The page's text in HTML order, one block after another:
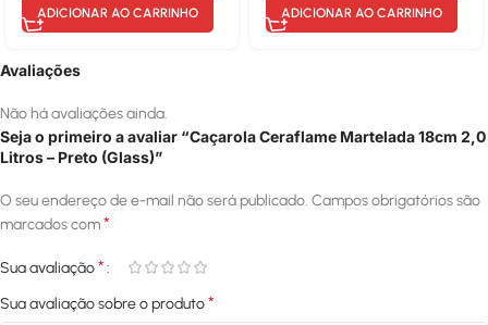
ADICIONAR AO CARRINHO ADICIONAR AO CARRINHO
Avaliações
Não há avaliações ainda.
Seja o primeiro a avaliar “Caçarola Ceraflame Martelada 18cm 2,0
Litros – Preto (Glass)”
O seu endereço de e-mail não será publicado. Campos obrigatórios são
marcados com*
Sua avaliação*
Sua avaliação sobre o produto*